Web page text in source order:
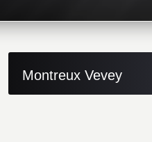
Montreux Vevey